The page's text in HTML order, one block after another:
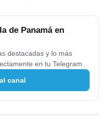
de Panamá en
destacadas y lo más
en tu Telegram.
canal